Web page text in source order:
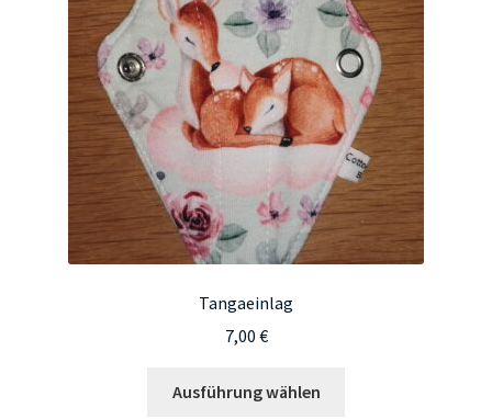
können
auf
der
Produktseite
gewählt
werden
Tangaeinlag
7,00 €
Ausführung wählen